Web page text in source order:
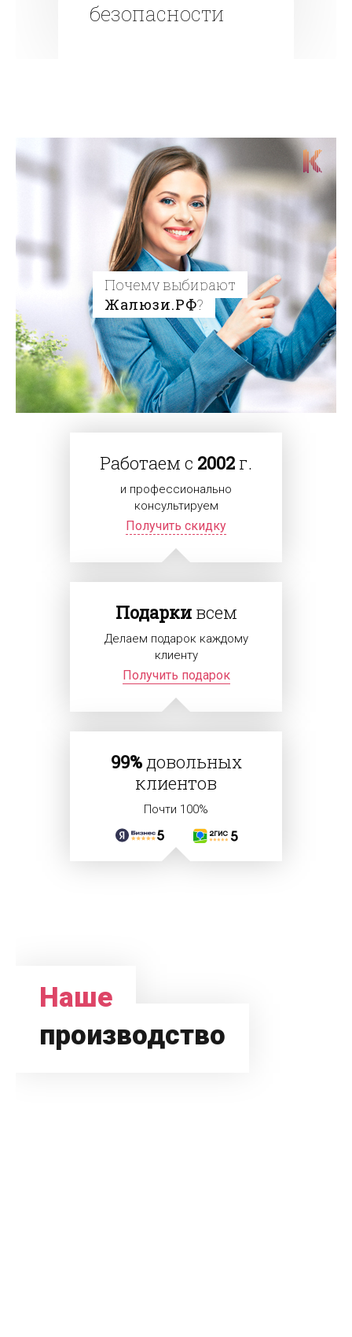
безопасности
Почему выбирают
Жалюзи.РФ?
Работаем с 2002 г.
и профессионально
консультируем
Получить скидку
Подаркивсем
Делаем подарок каждому
клиенту
Получить подарок
99%довольных
клиентов
Почти 100%
Наше
производство